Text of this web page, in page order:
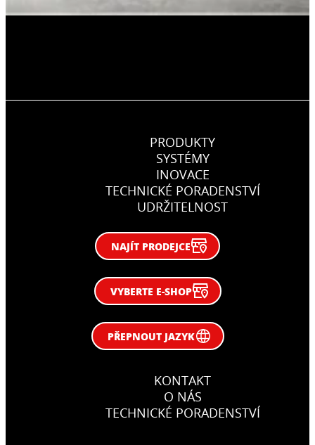
PRODUKTY
SYSTÉMY
INOVACE
TECHNICKÉ PORADENSTVÍ
UDRŽITELNOST
NAJÍT PRODEJCE
VYBERTE E-SHOP
PŘEPNOUT JAZYK
KONTAKT
O NÁS
TECHNICKÉ PORADENSTVÍ